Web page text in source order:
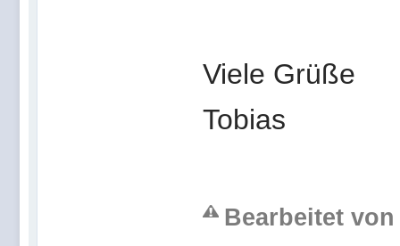
Viele Grüße
Tobias
Bearbeitet von